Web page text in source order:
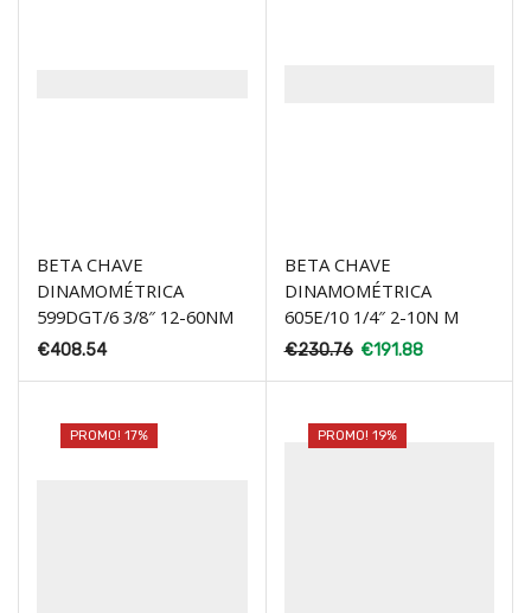
BETA CHAVE
DINAMOMÉTRICA
599DGT/6 3/8″ 12-60NM
€408.54
BETA CHAVE
DINAMOMÉTRICA
605E/10 1/4″ 2-10N M
€230.76 €191.88
PROMO! 17% PROMO! 19%